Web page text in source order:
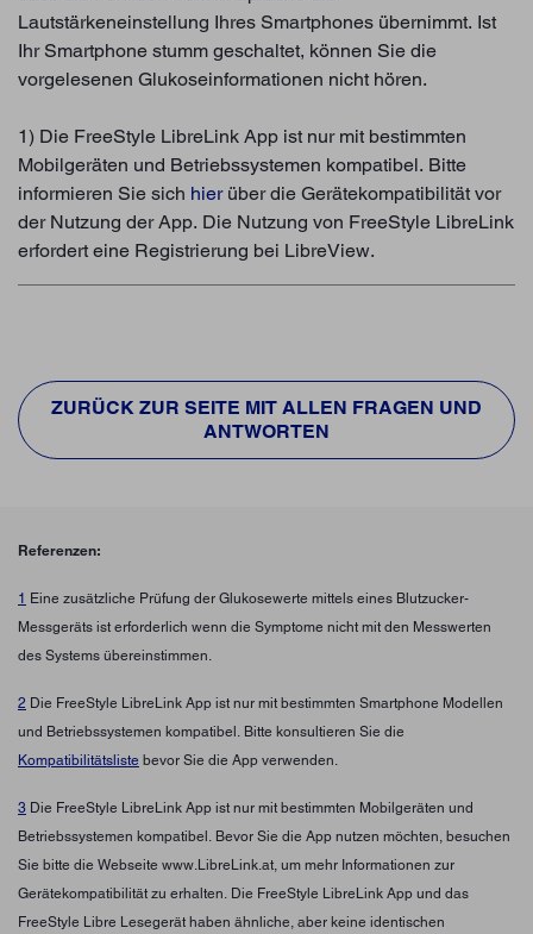
Lautstärkeneinstellung Ihres Smartphones übernimmt. Ist
Ihr Smartphone stumm geschaltet, können Sie die
vorgelesenen Glukoseinformationen nicht hören.
1) Die FreeStyle LibreLink App ist nur mit bestimmten
Mobilgeräten und Betriebssystemen kompatibel. Bitte
informieren Sie sich hierüber die Gerätekompatibilität vor
der Nutzung der App. Die Nutzung von FreeStyle LibreLink
erfordert eine Registrierung bei LibreView.
ZURÜCK ZUR SEITE MIT ALLEN FRAGEN UND
ANTWORTEN
Referenzen:
1 Eine zusätzliche Prüfung der Glukosewerte mittels eines Blutzucker-
Messgeräts ist erforderlich wenn die Symptome nicht mit den Messwerten
des Systems übereinstimmen.
2 Die FreeStyle LibreLink App ist nur mit bestimmten Smartphone Modellen
und Betriebssystemen kompatibel. Bitte konsultieren Sie die
Kompatibilitätsliste bevor Sie die App verwenden.
3 Die FreeStyle LibreLink App ist nur mit bestimmten Mobilgeräten und
Betriebssystemen kompatibel. Bevor Sie die App nutzen möchten, besuchen
Sie bitte die Webseite www.LibreLink.at, um mehr Informationen zur
Gerätekompatibilität zu erhalten. Die FreeStyle LibreLink App und das
FreeStyle Libre Lesegerät haben ähnliche, aber keine identischen